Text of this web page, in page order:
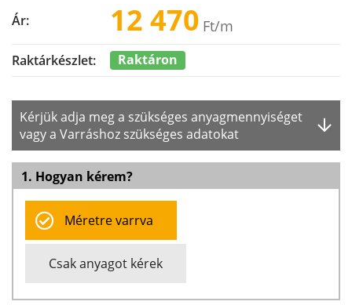
Ár: 12 470 Ft/m
Raktárkészlet: Raktáron
Kérjük adja meg a szükséges anyagmennyiséget
vagy a Varráshoz szükséges adatokat
1. Hogyan kérem?
Méretre varrva
Csak anyagot kérek